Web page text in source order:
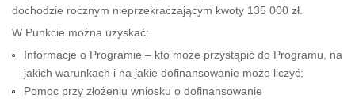
dochodzie rocznym nieprzekraczającym kwoty 135 000 zł.
W Punkcie można uzyskać:
Informacje o Programie – kto może przystąpić do Programu, na
jakich warunkach i na jakie dofinansowanie może liczyć;
Pomoc przy złożeniu wniosku o dofinansowanie